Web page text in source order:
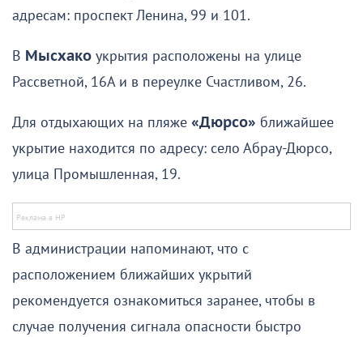
адресам: проспект Ленина, 99 и 101.
В Мысхако укрытия расположены на улице
Рассветной, 16А и в переулке Счастливом, 26.
Для отдыхающих на пляже «Дюрсо» ближайшее
укрытие находится по адресу: село Абрау-Дюрсо,
улица Промышленная, 19.
В администрации напоминают, что с
расположением ближайших укрытий
рекомендуется ознакомиться заранее, чтобы в
случае получения сигнала опасности быстро